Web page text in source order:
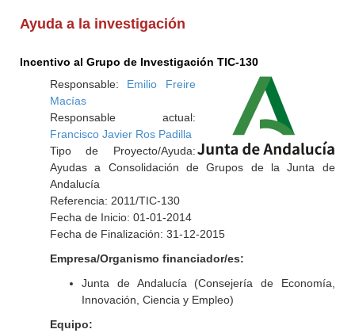
Ayuda a la investigación
Incentivo al Grupo de Investigación TIC-130
Responsable: Emilio Freire
Macías
Responsable actual:
Francisco Javier Ros Padilla
Tipo de Proyecto/Ayuda:
Ayudas a Consolidación de Grupos de la Junta de
Andalucía
Referencia: 2011/TIC-130
Fecha de Inicio: 01-01-2014
Fecha de Finalización: 31-12-2015
Empresa/Organismo financiador/es:
Junta de Andalucía (Consejería de Economía,
Innovación, Ciencia y Empleo)
Equipo: